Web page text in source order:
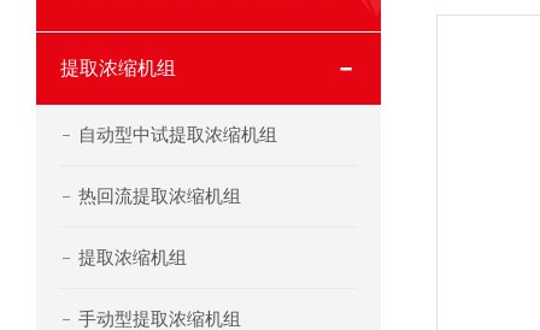
提取浓缩机组
自动型中试提取浓缩机组
热回流提取浓缩机组
提取浓缩机组
手动型提取浓缩机组